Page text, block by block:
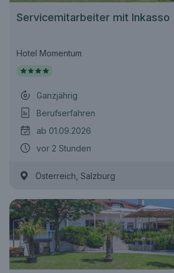
Servicemitarbeiter mit
Hotel Momentum
Ganzjährig
Berufserfahren
ab 01.09.2026
vor 2 Stunden
Österreich, Salzburg